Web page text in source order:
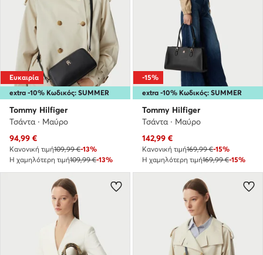
extra -10% Κωδικός: SUMMER
Ευκαιρία
Tommy Hilfiger
Τσάντα · Μαύρο
Τρέχουσα τιμή
94,99 €
Κανονική τιμή109,99 €-13%
Η χαμηλότερη τιμή109,99 €-13%
extra -10% Κωδικός: SUMMER
-15%
Tommy Hilfiger
Τσάντα · Μαύρο
Τρέχουσα τιμή
142,99 €
Κανονική τιμή169,99 €-15%
Η χαμηλότερη τιμή169,99 €-15%